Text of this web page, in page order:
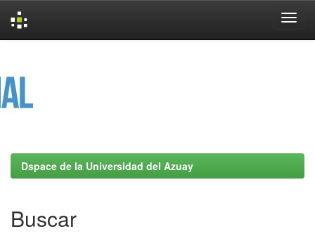
Dspace de la Universidad del Azuay
Buscar